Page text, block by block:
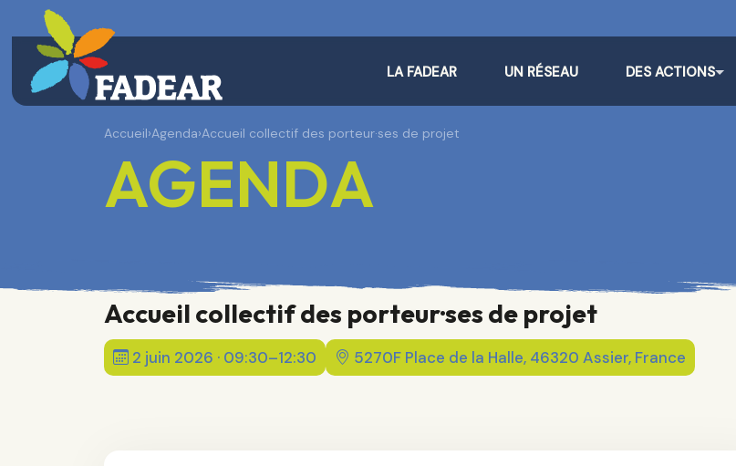
LA FADEAR UN RÉSEAU DES ACTIONS
Accueil›Agenda›Accueil collectif des porteur·ses de projet
AGENDA
Accueil collectif des porteur·ses de projet
2 juin 2026 · 09:30–12:30 5270F Place de la Halle, 46320 Assier, France